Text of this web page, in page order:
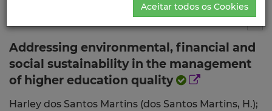
Addressing environmental, financial and
social sustainability in the management
of higher education quality
Harley dos Santos Martins (dos Santos Martins, H.);
Aceitar todos os Cookies